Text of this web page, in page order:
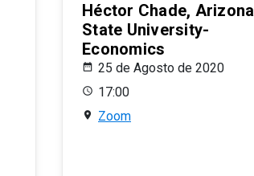
Héctor Chade, Arizona
State University-
Economics
25 de Agosto de 2020
17:00
Zoom